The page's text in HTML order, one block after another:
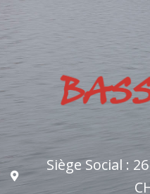
Siège Social :